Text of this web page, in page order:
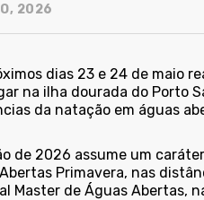
2026
dias 23 e 24 de maio
na ilha dourada do Porto
da natação em águas
de 2026 assume um
Primavera, nas
Master de Águas Abertas,